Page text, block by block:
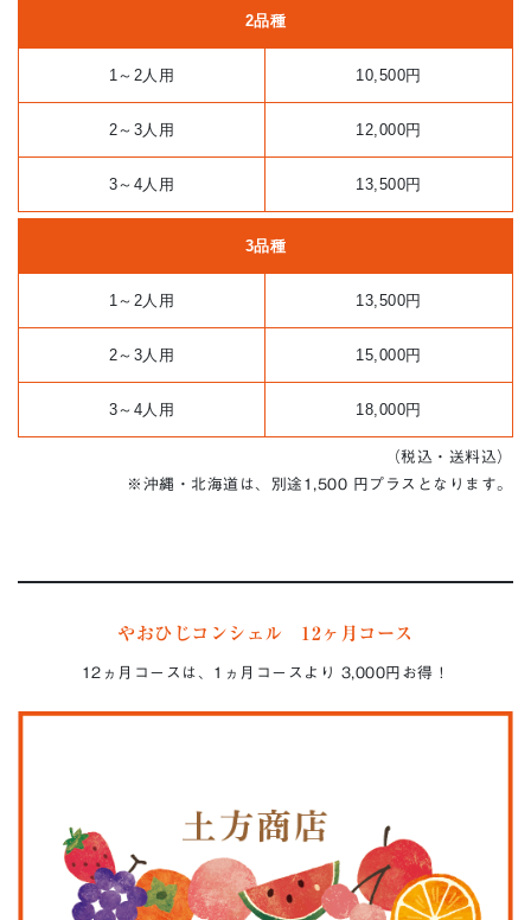
2品種
1～2人用 10,500円
2～3人用 12,000円
3～4人用 13,500円
3品種
1～2人用 13,500円
2～3人用 15,000円
3～4人用 18,000円
（税込・送料込）
※沖縄・北海道は、別途1,500 円プラスとなります。
やおひじコンシェル 12ヶ月コース
12ヵ月コースは、1ヵ月コースより 3,000円お得！